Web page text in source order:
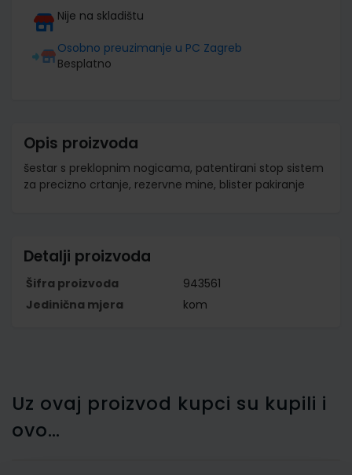
Nije na skladištu
Osobno preuzimanje u PC Zagreb
Besplatno
Opis proizvoda
šestar s preklopnim nogicama, patentirani stop sistem
za precizno crtanje, rezervne mine, blister pakiranje
Detalji proizvoda
Šifra proizvoda
943561
Jedinična mjera
kom
Uz ovaj proizvod kupci su kupili i
ovo…